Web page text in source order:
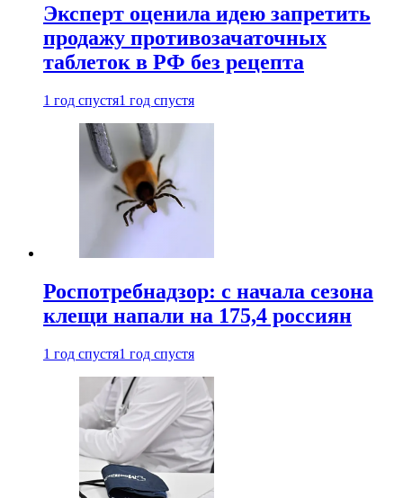
Эксперт оценила идею запретить
продажу противозачаточных
таблеток в РФ без рецепта
1 год спустя1 год спустя
Роспотребнадзор: с начала сезона
клещи напали на 175,4 россиян
1 год спустя1 год спустя